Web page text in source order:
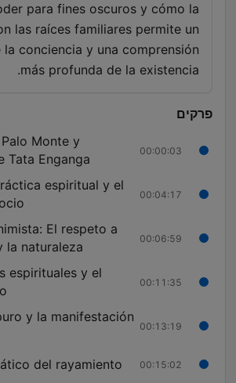
para fines oscuros y cómo la
las raíces familiares permite un
conciencia y una comprensión
más profunda de la existencia.
פרקים
00:00:03
Monte y
Tata Enganga
00:04:17
espiritual y el
00:06:59
El respeto a
la naturaleza
00:11:35
espirituales y el
00:13:19
y la manifestación
00:15:02
del rayamiento